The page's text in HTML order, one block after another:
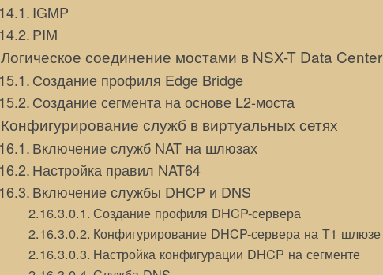
IGMP
PIM
Логическое соединение мостами в NSX-T Data Center
Создание профиля Edge Bridge
Создание сегмента на основе L2-моста
Конфигурирование служб в виртуальных сетях
Включение служб NAT на шлюзах
Настройка правил NAT64
Включение службы DHCP и DNS
Создание профиля DHCP-сервера
Конфигурирование DHCP-сервера на Т1 шлюзе
Настройка конфигурации DHCP на сегменте